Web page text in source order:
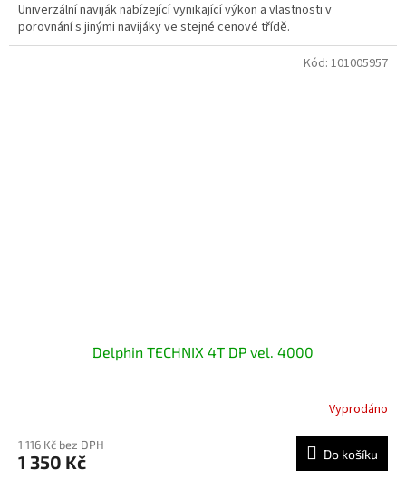
Univerzální naviják nabízející vynikající výkon a vlastnosti v
porovnání s jinými navijáky ve stejné cenové třídě.
Delphin TECHNIX 4T DP vel. 4000
Vyprodáno
1 116 Kč bez DPH
1 350 Kč Do košíku
Kód: 101005957